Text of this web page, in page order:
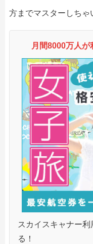
方までマスターしちゃ
月間8000万人が
スカイスキャナー
る！